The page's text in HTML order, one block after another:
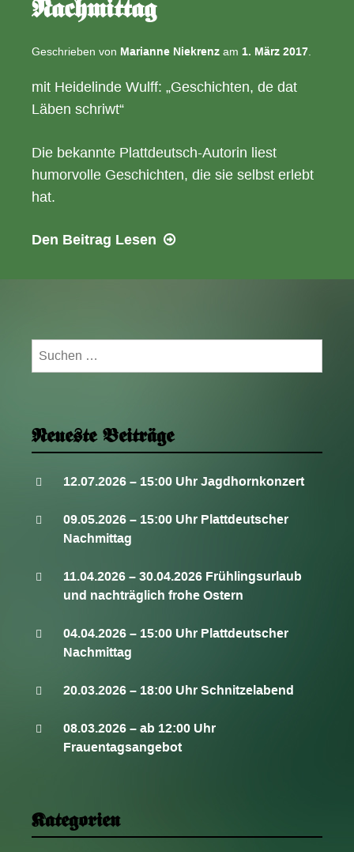
Nachmittag
Geschrieben von Marianne Niekrenz am 1. März 2017
mit Heidelinde Wulff: „Geschichten, de dat
Läben schriwt“
Die bekannte Plattdeutsch-Autorin liest
humorvolle Geschichten, die sie selbst erlebt
hat.
Den Beitrag Lesen
15:00
Nachmittag
Suchen
Neueste Beiträge
12.07.2026 – 15:00 Uhr Jagdhornkonzert
09.05.2026 – 15:00 Uhr Plattdeutscher
Nachmittag
11.04.2026 – 30.04.2026 Frühlingsurlaub
und nachträglich frohe Ostern
04.04.2026 – 15:00 Uhr Plattdeutscher
Nachmittag
20.03.2026 – 18:00 Uhr Schnitzelabend
08.03.2026 – ab 12:00 Uhr
Frauentagsangebot
Kategorien